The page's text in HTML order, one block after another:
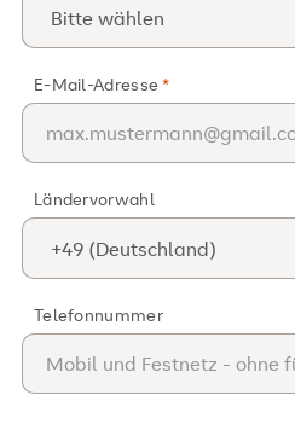
E-Mail-Adresse
Ländervorwahl
Telefonnummer